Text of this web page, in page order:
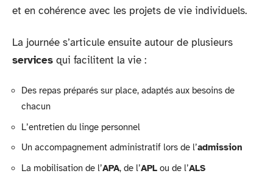
et en cohérence avec les projets de vie individuels.
La journée s’articule ensuite autour de plusieurs
services qui facilitent la vie :
Des repas préparés sur place, adaptés aux besoins de
chacun
L’entretien du linge personnel
Un accompagnement administratif lors de l’admission
La mobilisation de l’APA, de l’APL ou de l’ALS